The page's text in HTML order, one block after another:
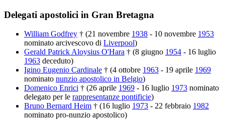
Delegati apostolici in Gran Bretagna
William Godfrey † (21 novembre 1938 - 10 novembre 1953
nominato arcivescovo di Liverpool)
Gerald Patrick Aloysius O'Hara † (8 giugno 1954 - 16 luglio
1963 deceduto)
Igino Eugenio Cardinale † (4 ottobre 1963 - 19 aprile 1969
nominato nunzio apostolico in Belgio)
Domenico Enrici † (26 aprile 1969 - 16 luglio 1973 nominato
delegato per le rappresentanze pontificie)
Bruno Bernard Heim † (16 luglio 1973 - 22 febbraio 1982
nominato pro-nunzio apostolico)